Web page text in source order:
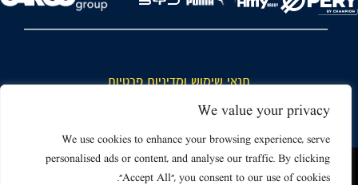
We value your privacy
We use cookies to enhance your browsing experience, serve
personalised ads or content, and analyse our traffic. By clicking
"Accept All", you consent to our use of cookies.
תנאי שימוש ומדיניות פרטיות
כללי כניסה והתנהגות באצטדיון ותנאי שימוש בכרטיסים
דרושים
צור קשר
האתר שאתה גולש בו עשוי להשתמש בעוגיות (קוקיז) ובטכנולוגיות דומות.